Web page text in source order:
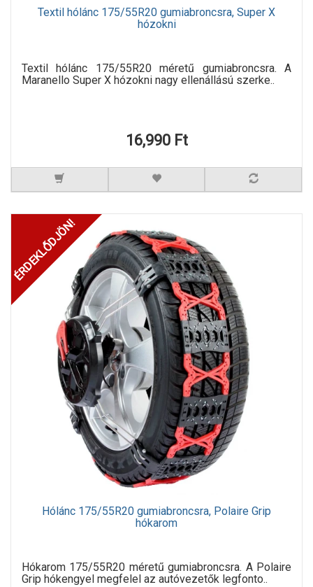
Textil hólánc 175/55R20 gumiabroncsra, Super X
hózokni
Textil hólánc 175/55R20 méretű gumiabroncsra. A
Maranello Super X hózokni nagy ellenállású szerke..
16,990 Ft
ÉRDEKLŐDJÖN!
Hólánc 175/55R20 gumiabroncsra, Polaire Grip
hókarom
Hókarom 175/55R20 méretű gumiabroncsra. A Polaire
Grip hókengyel megfelel az autóvezetők legfonto..